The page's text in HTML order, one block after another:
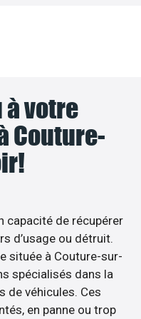
à votre
Couture-
capacité de récupérer
d’usage ou détruit.
située à Couture-sur-
spécialisés dans la
de véhicules. Ces
en panne ou trop